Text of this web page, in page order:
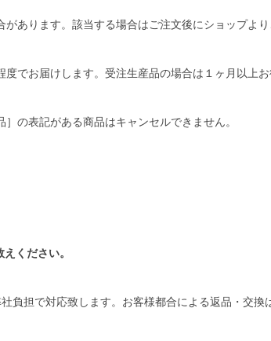
あります。該当する場合はご注文後にショップより
でお届けします。受注生産品の場合は１ヶ月以上お
の表記がある商品はキャンセルできません。
ください。
担で対応致します。お客様都合による返品・交換